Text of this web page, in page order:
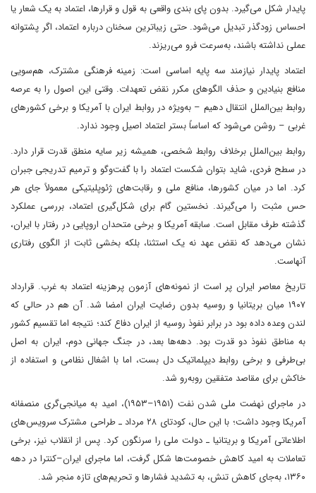
پایدار شکل می‌گیرد. بدون پای بندی واقعی به قول و قرارها، اعتماد به یک شعار یا
احساس زودگذر تبدیل می‌شود. حتی زیباترین سخنان درباره اعتماد، اگر پشتوانه
عملی نداشته باشند، به‌سرعت فرو می‌ریزند.
اعتماد پایدار نیازمند سه پایه اساسی است: زمینه فرهنگی مشترک، هم‌سویی
منافع بنیادین و حذف الگوهای مکرر نقض تعهدات. وقتی این اصول را به عرصه
روابط بین‌الملل انتقال دهیم – به‌ویژه در روابط ایران با آمریکا و برخی کشورهای
غربی – روشن می‌شود که اساساً بستر اعتماد اصیل وجود ندارد.
روابط بین‌الملل برخلاف روابط شخصی، همیشه زیر سایه منطق قدرت قرار دارد.
در سطح فردی، شاید بتوان شکست اعتماد را با گفت‌وگو و ترمیم تدریجی جبران
کرد. اما در میان کشورها، منافع ملی و رقابت‌های ژئوپلیتیکی معمولاً جای هر
حس مثبت را می‌گیرند. نخستین گام برای شکل‌گیری اعتماد، بررسی عملکرد
گذشته طرف مقابل است. سابقه آمریکا و برخی متحدان اروپایی در رفتار با ایران،
نشان می‌دهد که نقض عهد نه یک استثنا، بلکه بخشی ثابت از الگوی رفتاری
آنهاست.
تاریخ معاصر ایران پر است از نمونه‌های آزمون پرهزینه اعتماد به غرب. قرارداد
۱۹۰۷ میان بریتانیا و روسیه بدون رضایت ایران امضا شد. آن هم در حالی که
لندن وعده داده بود در برابر نفوذ روسیه از ایران دفاع کند؛ نتیجه اما تقسیم کشور
به مناطق نفوذ دو قدرت بود. دهه‌ها بعد، در جنگ جهانی دوم، ایران به اصل
بی‌طرفی و برخی روابط دیپلماتیک دل بست، اما با اشغال نظامی و استفاده از
خاکش برای مقاصد متفقین روبه‌رو شد.
در ماجرای نهضت ملی شدن نفت (۱۹۵۱–۱۹۵۳)، امید به میانجی‌گری منصفانه
آمریکا وجود داشت؛ با این حال، کودتای ۲۸ مرداد ـ طراحی مشترک سرویس‌های
اطلاعاتی آمریکا و بریتانیا ـ دولت ملی را سرنگون کرد. پس از انقلاب نیز، برخی
تعاملات به امید کاهش خصومت‌ها شکل گرفت، اما ماجرای ایران–کنترا در دهه
۱۳۶۰، به‌جای کاهش تنش، به تشدید فشارها و تحریم‌های تازه منجر شد.